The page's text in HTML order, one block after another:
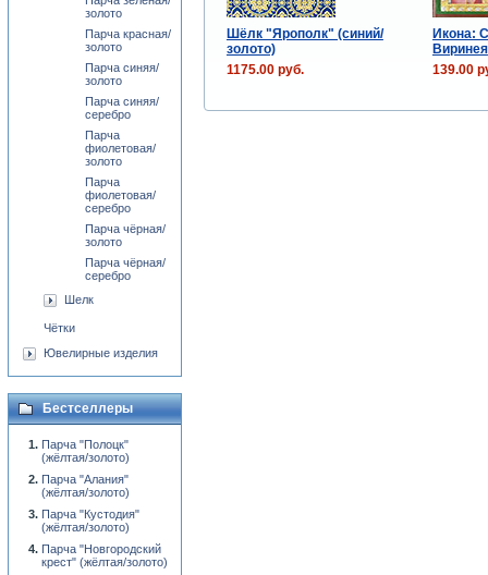
Шёлк "Ярополк" (синий/
золото)
Икона:
Виринея
1175.00 руб.
139.00
золото
Парча красная/
золото
Парча синяя/
золото
Парча синяя/
серебро
Парча
фиолетовая/
золото
Парча
фиолетовая/
серебро
Парча чёрная/
золото
Парча чёрная/
серебро
Шелк
Чётки
Ювелирные изделия
Бестселлеры
Парча "Полоцк"
(жёлтая/золото)
Парча "Алания"
(жёлтая/золото)
Парча "Кустодия"
(жёлтая/золото)
Парча "Новгородский
крест" (жёлтая/золото)